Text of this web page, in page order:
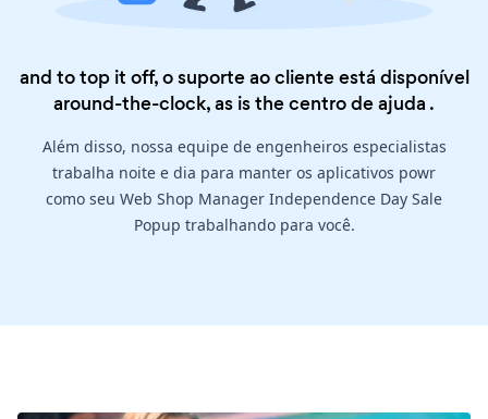
and to top it off, o suporte ao cliente está disponível
around-the-clock, as is thecentro de ajuda .
Além disso, nossa equipe de engenheiros especialistas
trabalha noite e dia para manter os aplicativos powr
como seu Web Shop Manager Independence Day Sale
Popup trabalhando para você.